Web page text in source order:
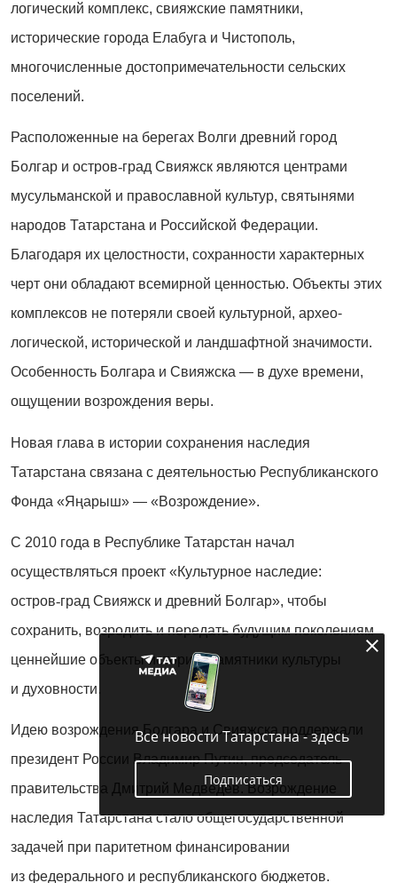
логический комплекс, свияжские памятники,
исторические города Елабуга и Чистополь,
многочисленные достопримечательности сельских
поселений.
Расположенные на берегах Волги древний город
Болгар и остров‑град Свияжск являются центрами
мусульманской и православной культур, святынями
народов Татарстана и Российской Федерации.
Благодаря их целостности, сохранности характерных
черт они обладают всемирной ценностью. Объекты этих
комплексов не потеряли своей культурной, архео­
логической, исторической и ландшафтной значимости.
Особенность Болгара и Свияжска — в духе времени,
ощущении возрождения веры.
Новая глава в истории сохранения наследия
Татарстана связана с деятельностью Респуб­ликанского
Фонда «Яңарыш» — «Возрождение».
С 2010 года в Респуб­лике Татарстан начал
осуществляться проект «Культурное наследие:
остров‑град Свияжск и древний Болгар», чтобы
сохранить, возродить­ и передать будущим поколениям
ценнейшие объекты истории, памятники культуры
и духовности.
Идею возрождения Болгара и Свияжска поддержали
президент России Владимир Путин, председатель
правительства Дмитрий Медведев. Возрождение
наследия Татарстана стало общегосударственной
задачей при паритетном финансировании
из федерального и респуб­ликанского бюджетов.
Все новости Татарстана - здесь
Подписаться